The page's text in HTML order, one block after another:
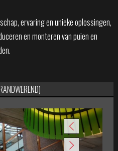
ervaring en unieke oplossingen,
en monteren van puien en